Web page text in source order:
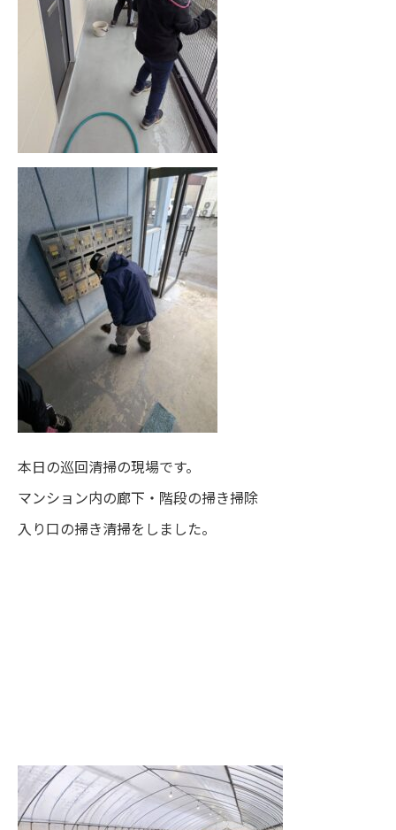
本日の巡回清掃の現場です。
マンション内の廊下・階段の掃き掃除
入り口の掃き清掃をしました。